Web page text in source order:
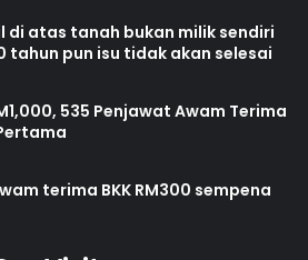
di atas tanah bukan milik sendiri
tahun pun isu tidak akan selesai
535 Penjawat Awam Terima
terima BKK RM300 sempena